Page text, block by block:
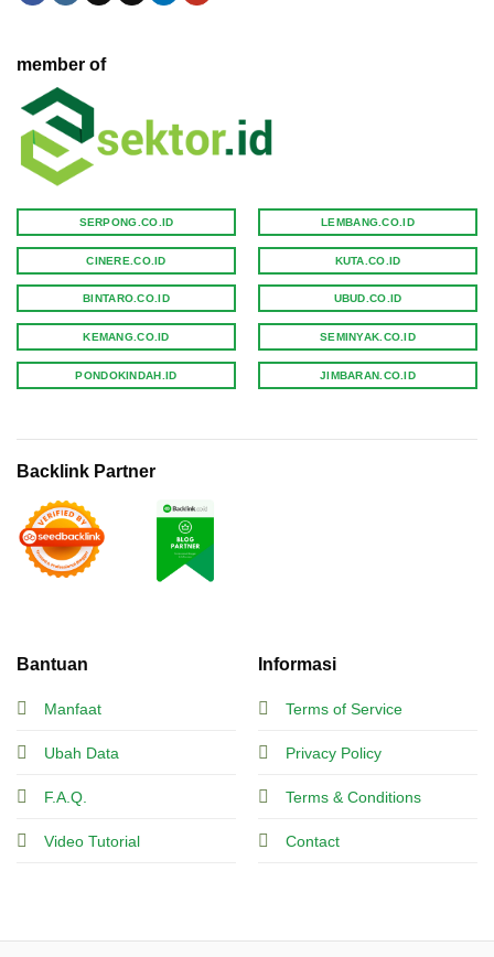
Bantuan
Manfaat
Ubah Data
F.A.Q.
Video Tutorial
Informasi
Terms of Service
Privacy Policy
Terms & Conditions
Contact
member of
SERPONG.CO.ID
CINERE.CO.ID
BINTARO.CO.ID
KEMANG.CO.ID
PONDOKINDAH.ID
LEMBANG.CO.ID
KUTA.CO.ID
UBUD.CO.ID
SEMINYAK.CO.ID
JIMBARAN.CO.ID
Backlink Partner